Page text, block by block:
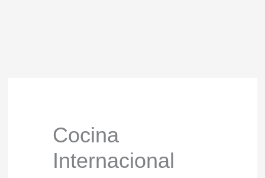
Cocina
Internacional